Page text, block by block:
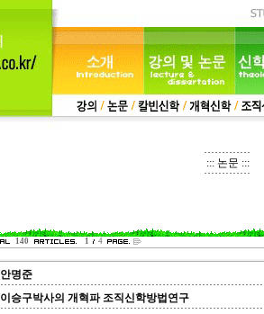
::: 논문 :::
140 1 4
안명준
이승구박사의 개혁파 조직신학방법연구